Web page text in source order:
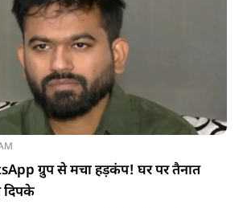
ग्रुप से मचा हड़कंप! घर पर तैनात
दिपके